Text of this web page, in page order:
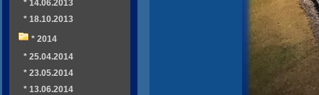
* 14.06.2013
* 18.10.2013
* 2014
* 25.04.2014
* 23.05.2014
* 13.06.2014